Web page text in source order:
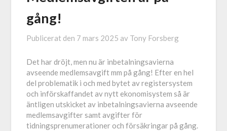
gång!
Publicerat den 7 mars 2025 av Tony Forsberg
Det har dröjt, men nu är inbetalningsavierna
avseende medlemsavgift mm på gång! Efter en hel
del problematik i och med bytet av registersystem
och införskaffandet av nytt ekonomisystem så är
äntligen utskicket av inbetalningsavierna avseende
medlemsavgifter samt avgifter för
tidningsprenumerationer och försäkringar på gång.